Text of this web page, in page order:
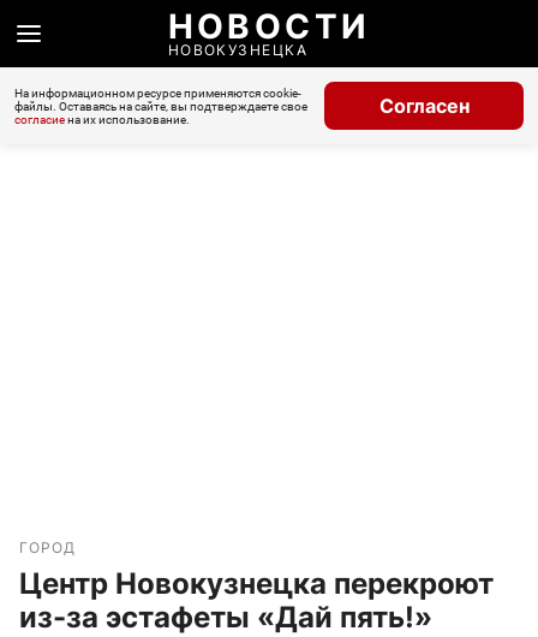
НОВОСТИ
НОВОКУЗНЕЦКА
На информационном ресурсе применяются cookie-
файлы. Оставаясь на сайте, вы подтверждаете свое
согласиена их использование.
Согласен
ГОРОД
Центр Новокузнецка перекроют
из-за эстафеты «Дай пять!»